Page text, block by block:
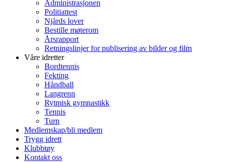
Administrasjonen
Politiattest
Njårds lover
Bestille møterom
Årsrapport
Retningslinjer for publisering av bilder og film
Våre idretter
Bordtennis
Fekting
Håndball
Langrenn
Rytmisk gymnastikk
Tennis
Turn
Medlemskap/bli medlem
Trygg idrett
Klubbtøy
Kontakt oss